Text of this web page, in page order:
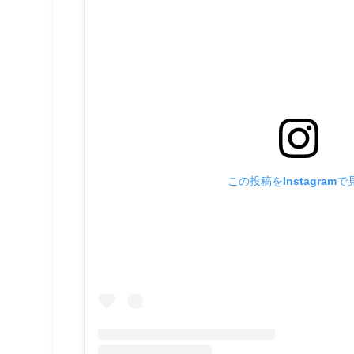
この投稿をInstagramで